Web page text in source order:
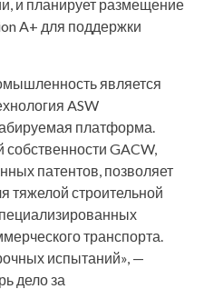
и планирует размещение
A+ для поддержки
является
ASW
платформа.
GACW,
патентов, позволяет
тяжелой строительной
транспорта.
испытаний», —
дело за